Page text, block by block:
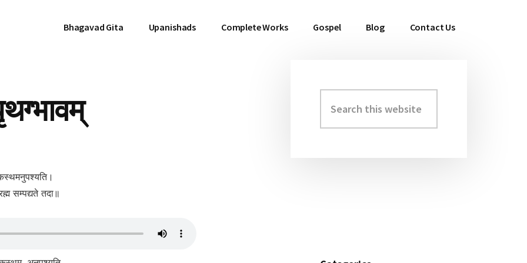
Bhagavad Gita Upanishads Complete Works Gospel Blog Contact Us
सम्पद्यते तदा॥
Primary
Sidebar
this
website